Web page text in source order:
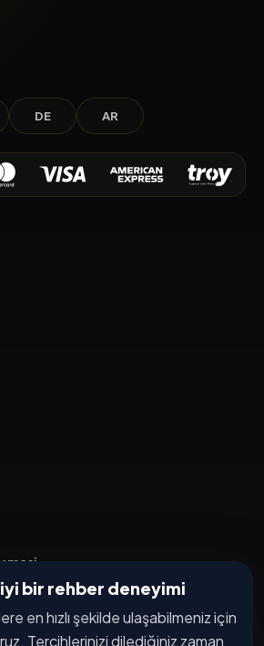
bir rehber deneyimi
en hızlı şekilde ulaşabilmeniz için
Tercihlerinizi dilediğiniz zaman
DE AR